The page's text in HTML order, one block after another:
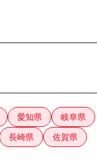
愛知県 岐阜県
長崎県 佐賀県